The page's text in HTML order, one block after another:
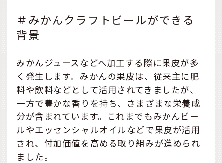
＃みかんクラフトビールができる
背景
みかんジュースなどへ加工する際に果皮が多
く発生します。みかんの果皮は、従来主に肥
料や飲料などとして活用されてきましたが、
一方で豊かな香りを持ち、さまざまな栄養成
分が含まれています。これまでもみかんビー
ルやエッセンシャルオイルなどで果皮が活用
され、付加価値を高める取り組みが進められ
ました。